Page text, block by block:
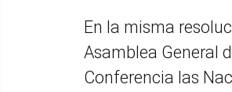
En la misma
Asamblea General
Conferencia las